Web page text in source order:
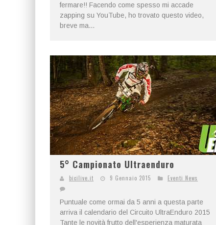
fermare!! Facendo come spesso mi accade
zapping su YouTube, ho trovato questo video,
breve ma...
5° Campionato Ultraenduro
bicilive.it 9 Gennaio 2015 Eventi News
Puntuale come ormai da 5 anni a questa parte
arriva il calendario del Circuito UltraEnduro 2015
Tante le novità frutto dell'esperienza maturata